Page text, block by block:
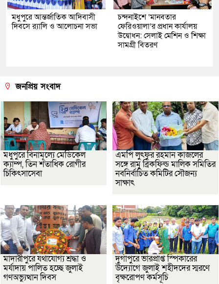
মধুপুরে আন্তর্জাতিক আদিবাসী
দিবসে র‍্যালি ও আলোচনা সভা
চন্দনাইশে ‘মানবতার
ফেরিওয়ালা’র প্রধান কার্যালয়
উদ্বোধন: সেলাই মেশিন ও শিক্ষা
সামগ্রী বিতরণ
জনপ্রিয় সংবাদ
মধুপুরে বিনামূল্যে মেডিকেল
ক্যাম্প, তিন শতাধিক রোগীর
চিকিৎসাসেবা
এমপি লুৎফুর রহমান কাজলের
সঙ্গে রামু ব্রিকফিল্ড মালিক সমিতির
নবনির্বাচিত কমিটির সৌজন্য
সাক্ষাৎ
মাদারীপুরে যথাযোগ্য শ্রদ্ধা ও
মর্যাদায় পালিত হচ্ছে জুলাই
গণঅভ্যুত্থান দিবস
দুর্গাপুরে ভারপ্রাপ্ত স্পিকারের
উদ্যোগে জুলাই শহীদদের স্মরণে
বৃক্ষরোপণ কর্মসূচি